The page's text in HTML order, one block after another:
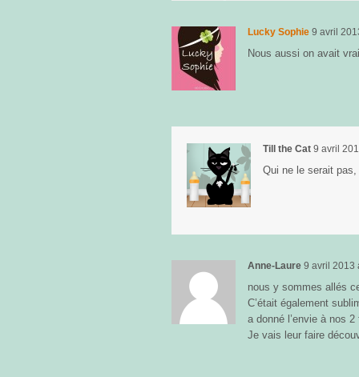
Lucky Sophie 9 avril
Nous aussi on avait
Till the Cat 9 avril
Qui ne le serait
Anne-Laure 9 avril 2013
nous y sommes allés
C’était également
a donné l’envie à nos
Je vais leur faire